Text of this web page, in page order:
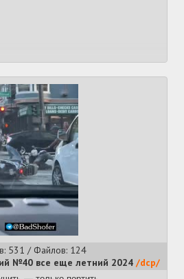
531 / Файлов: 124
№40 все еще летний 2024 /dcp/